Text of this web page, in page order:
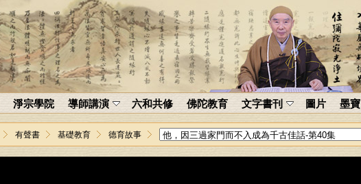
淨宗學院 導師講演 六和共修 佛陀教育 文字書刊 圖片 墨寶
有聲書 基礎教育 德育故事